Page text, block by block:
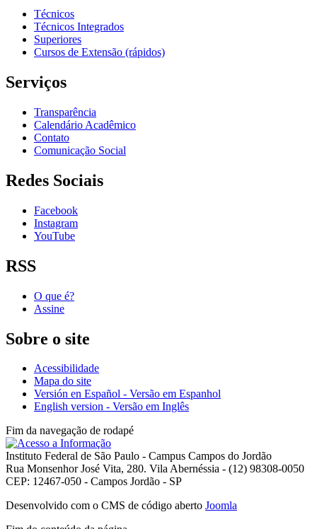
Técnicos
Técnicos Integrados
Superiores
Cursos de Extensão (rápidos)
Serviços
Transparência
Calendário Acadêmico
Contato
Comunicação Social
Redes Sociais
Facebook
Instagram
YouTube
RSS
O que é?
Assine
Sobre o site
Acessibilidade
Mapa do site
Versión en Español - Versão em Espanhol
English version - Versão em Inglês
Fim da navegação de rodapé
Instituto Federal de São Paulo - Campus Campos do Jordão
Rua Monsenhor José Vita, 280. Vila Abernéssia - (12) 98308-0050
CEP: 12467-050 - Campos Jordão - SP
Desenvolvido com o CMS de código aberto Joomla